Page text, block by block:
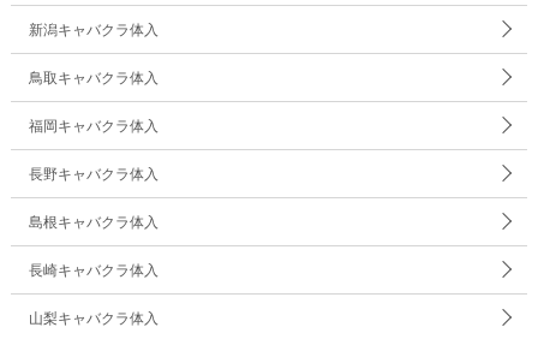
新潟キャバクラ体入
鳥取キャバクラ体入
福岡キャバクラ体入
長野キャバクラ体入
島根キャバクラ体入
長崎キャバクラ体入
山梨キャバクラ体入